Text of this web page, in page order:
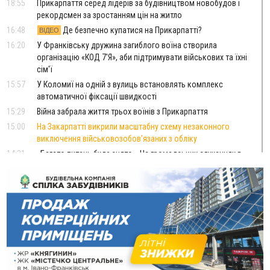
18:55
Прикарпаття серед лідерів за будівництвом новобудов і
рекордсмен за зростанням цін на житло
16:48
ВІДЕО
Де безпечно купатися на Прикарпатті?
16:20
У Франківську дружина загиблого воїна створила
організацію «КОД 7'Я», аби підтримувати військових та їхні
сім'ї
15:57
У Коломиї на одній з вулиць встановлять комплекс
автоматичної фіксації швидкості
15:29
Війна забрала життя трьох воїнів з Прикарпаття
15:00
На Закарпатті викрили масштабну схему незаконного
виключення військовозобов’язаних з обліку
14:31
«Багато питань буде знято». На громадських слуханнях в
Яремче обговорили, як вирішити питання джипінгу в
Карпатах
13:54
5 «тихих» хвороб, які виявляє профілактичне обстеження
13:30
ФОТО На Надрічній тривають останні приготування до
нового руху
12:57
У Франківську зафіксували найбільшу спеку за всю історію
спостережень
12:24
Лікування наркоманії Київ: чому важливо розпочати